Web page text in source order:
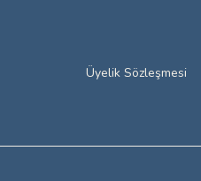
Üyelik Sözleşmesi